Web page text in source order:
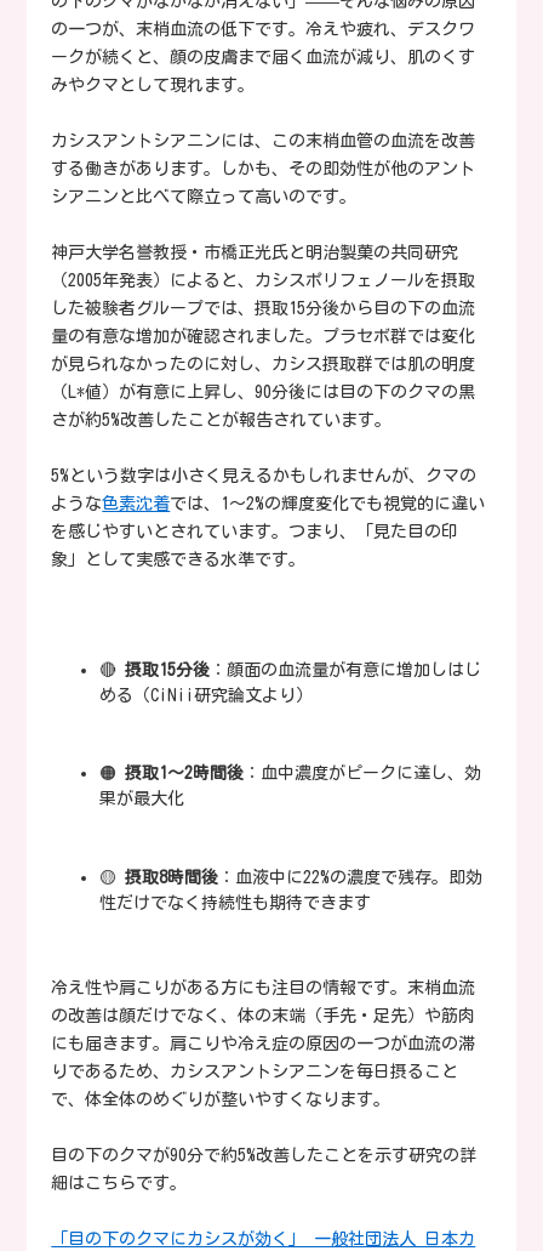
の一つが、末梢血流の低下です。冷えや疲れ、デスクワ
ークが続くと、顔の皮膚まで届く血流が減り、肌のくす
みやクマとして現れます。
カシスアントシアニンには、この末梢血管の血流を改善
する働きがあります。しかも、その即効性が他のアント
シアニンと比べて際立って高いのです。
神戸大学名誉教授・市橋正光氏と明治製菓の共同研究
（2005年発表）によると、カシスポリフェノールを摂取
した被験者グループでは、摂取15分後から目の下の血流
量の有意な増加が確認されました。プラセボ群では変化
が見られなかったのに対し、カシス摂取群では肌の明度
（L*値）が有意に上昇し、90分後には目の下のクマの黒
さが約5%改善したことが報告されています。
5%という数字は小さく見えるかもしれませんが、クマの
ような色素沈着では、1〜2%の輝度変化でも視覚的に違い
を感じやすいとされています。つまり、「見た目の印
象」として実感できる水準です。
🔴摂取15分後 ：顔面の血流量が有意に増加しはじ
める（CiNii研究論文より）
🟠摂取1〜2時間後 ：血中濃度がピークに達し、効
果が最大化
🟡摂取8時間後 ：血液中に22%の濃度で残存。即効
性だけでなく持続性も期待できます
冷え性や肩こりがある方にも注目の情報です。末梢血流
の改善は顔だけでなく、体の末端（手先・足先）や筋肉
にも届きます。肩こりや冷え症の原因の一つが血流の滞
りであるため、カシスアントシアニンを毎日摂ること
で、体全体のめぐりが整いやすくなります。
目の下のクマが90分で約5%改善したことを示す研究の詳
細はこちらです。
「目の下のクマにカシスが効く」 一般社団法人 日本カ